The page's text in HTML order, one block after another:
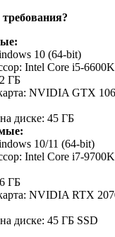
10 (64-bit)
Intel Core i5-
ГБ
NVIDIA GTX
диске: 45 ГБ
10/11 (64-bit)
Intel Core i7-
ГБ
NVIDIA RTX
диске: 45 ГБ SSD